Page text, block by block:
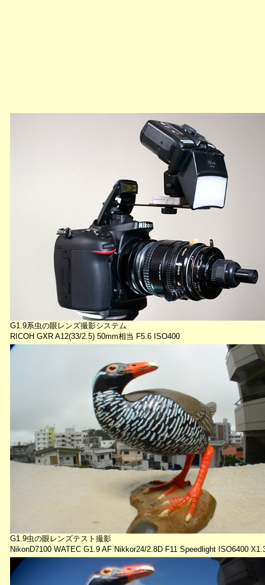
G1.9系虫の眼レンズ撮影システム
RICOH GXR A12(33/2.5) 50mm相当 F5.6 ISO400
G1.9虫の眼レンズテスト撮影
NikonD7100 WATEC G1.9 AF Nikkor24/2.8D F11 Speedlight ISO6400